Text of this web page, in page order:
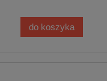
do koszyka